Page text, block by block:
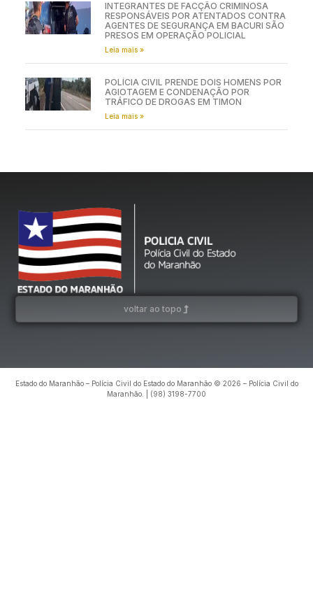
INTEGRANTES DE FACÇÃO CRIMINOSA
RESPONSÁVEIS POR ATENTADOS CONTRA
AGENTES DE SEGURANÇA EM BACURI SÃO
PRESOS EM OPERAÇÃO POLICIAL
Leia mais »
POLÍCIA CIVIL PRENDE DOIS HOMENS POR
AGIOTAGEM E CONDENAÇÃO POR
TRÁFICO DE DROGAS EM TIMON
Leia mais »
voltar ao topo
Estado do Maranhão – Polícia Civil do Estado do Maranhão © 2026 – Polícia Civil do
Maranhão. | (98) 3198-7700